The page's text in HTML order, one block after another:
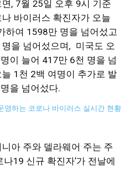
, 7월 25일 오후 9시 기준
바이러스 확진자가 오늘
하여 1598만 명을 넘어섰고
을 넘어섰으며, 미국도 오
이 늘어 417만 6천 명을 넘
1천 2백 여명이 추가로 발
을 넘어섰다.
영하는 코로나 바이러스 실시간 현황
아 주와 델라웨어 주는 주
나19 신규 확진자’가 전날에